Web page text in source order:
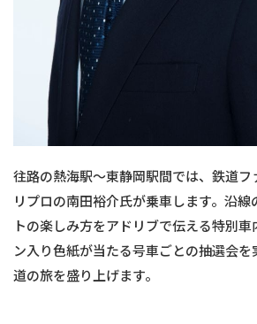
往路の熱海駅～東静岡駅間では、鉄道フ
リプロの南田裕介氏が乗車します。沿
トの楽しみ方をアドリブで伝える特別
ン入り色紙が当たる号車ごとの抽選会
道の旅を盛り上げます。